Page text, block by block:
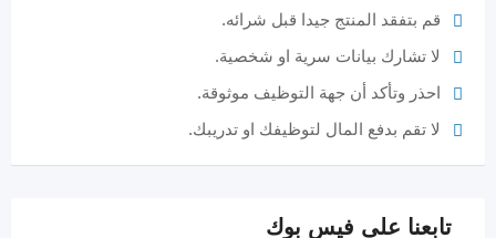
قم بتفقد المنتج جيدا قبل شرائه.
لا تشارك بيانات سرية او شخصية.
احذر وتأكد أن جهة التوظيف موثوقة.
لا تقم بدفع المال لتوظيفك او تدريبك.
تابعنا على فيس بوك